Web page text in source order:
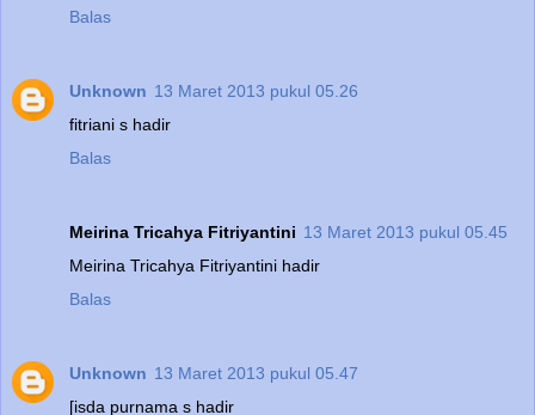
Balas
Unknown 13 Maret 2013 pukul 05.26
fitriani s hadir
Balas
Meirina Tricahya Fitriyantini 13 Maret 2013 pukul 05.45
Meirina Tricahya Fitriyantini hadir
Balas
Unknown 13 Maret 2013 pukul 05.47
[isda purnama s hadir